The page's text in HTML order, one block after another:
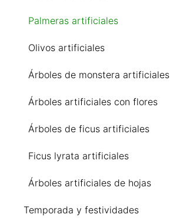
Palmeras artificiales
Olivos artificiales
Árboles de monstera artificiales
Árboles artificiales con flores
Árboles de ficus artificiales
Ficus lyrata artificiales
Árboles artificiales de hojas
Temporada y festividades